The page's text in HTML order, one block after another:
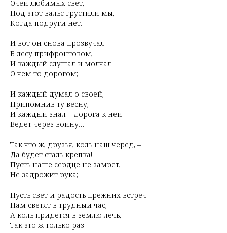
Очей любимых свет,
Под этот вальс грустили мы,
Когда подруги нет.
И вот он снова прозвучал
В лесу прифронтовом,
И каждый слушал и молчал
О чем-то дорогом;
И каждый думал о своей,
Припомнив ту весну,
И каждый знал – дорога к ней
Ведет через войну…
Так что ж, друзья, коль наш черед, –
Да будет сталь крепка!
Пусть наше сердце не замрет,
Не задрожит рука;
Пусть свет и радость прежних встреч
Нам светят в трудный час,
А коль придется в землю лечь,
Так это ж только раз.